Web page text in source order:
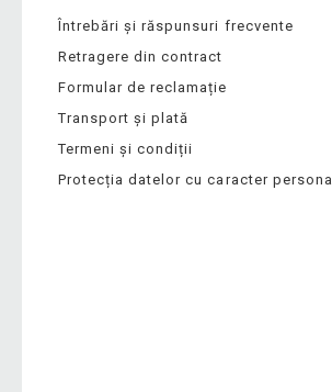
Întrebări și răspunsuri frecvente
Retragere din contract
Formular de reclamație
Transport și plată
Termeni și condiții
Protecția datelor cu caracter personal